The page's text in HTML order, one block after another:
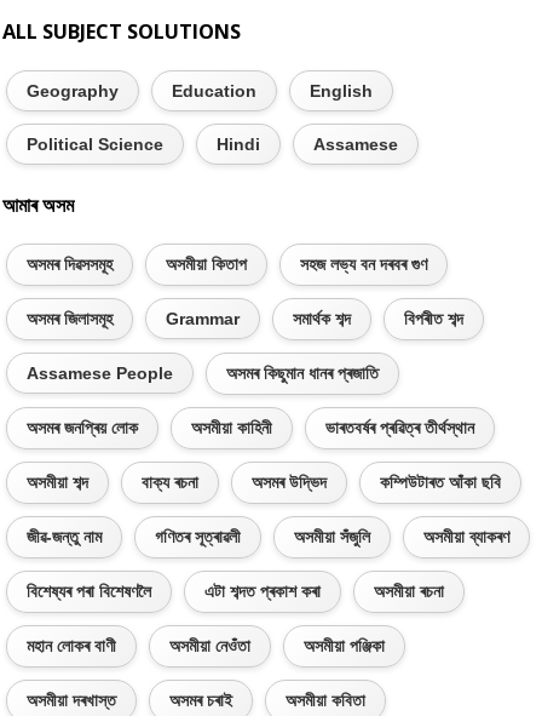
ALL SUBJECT SOLUTIONS
Geography Education English
Political Science Hindi Assamese
আমাৰ অসম
অসমৰ দিৱসসমূহ অসমীয়া কিতাপ সহজ লভ্য বন দৰবৰ গুণ
অসমৰ জিলাসমূহ Grammar সমাৰ্থক শব্দ বিপৰীত শব্দ
Assamese People অসমৰ কিছুমান ধানৰ প্ৰজাতি
অসমৰ জনপ্ৰিয় লোক অসমীয়া কাহিনী ভাৰতবৰ্ষৰ প্ৰৱিত্ৰ তীৰ্থস্থান
অসমীয়া শব্দ বাক্য ৰচনা অসমৰ উদ্ভিদ কম্পিউটাৰত আঁকা ছবি
জীৱ-জন্তু নাম গণিতৰ সূত্ৰাৱলী অসমীয়া সঁজুলি অসমীয়া ব্যাকৰণ
বিশেষ্যৰ পৰা বিশেষণলৈ এটা শব্দত প্ৰকাশ কৰা অসমীয়া ৰচনা
মহান লোকৰ বাণী অসমীয়া নেওঁতা অসমীয়া পঞ্জিকা
অসমীয়া দৰখাস্ত অসমৰ চৰাই অসমীয়া কবিতা